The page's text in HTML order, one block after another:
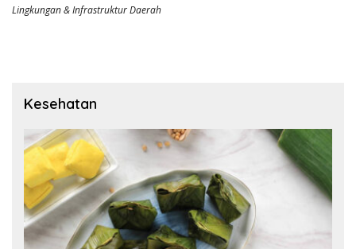
Lingkungan & Infrastruktur Daerah
Kesehatan